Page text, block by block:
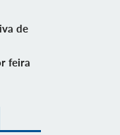
de
feira